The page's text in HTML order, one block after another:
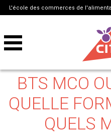
L'école des commerces de
BTS MCO
QUELLE
QUELS